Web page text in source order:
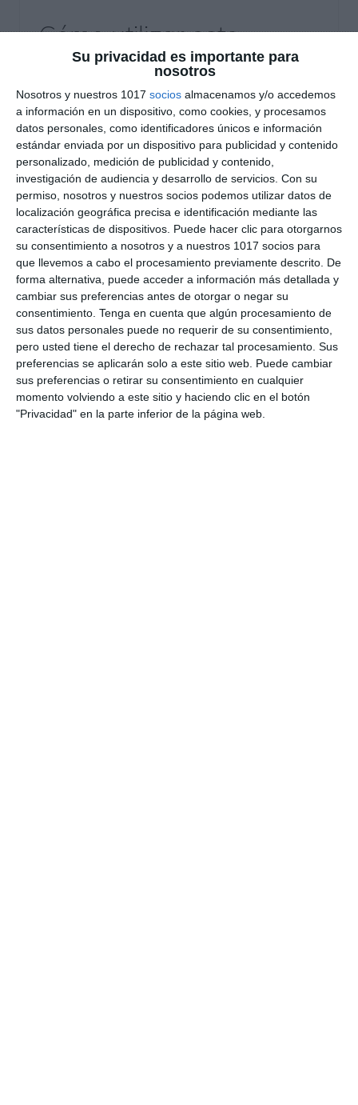
Su privacidad es importante para
nosotros
Nosotros y nuestros 1017 socios almacenamos y/o accedemos
a información en un dispositivo, como cookies, y procesamos
datos personales, como identificadores únicos e información
estándar enviada por un dispositivo para publicidad y contenido
personalizado, medición de publicidad y contenido,
investigación de audiencia y desarrollo de servicios. Con su
permiso, nosotros y nuestros socios podemos utilizar datos de
localización geográfica precisa e identificación mediante las
características de dispositivos. Puede hacer clic para otorgarnos
su consentimiento a nosotros y a nuestros 1017 socios para
que llevemos a cabo el procesamiento previamente descrito. De
forma alternativa, puede acceder a información más detallada y
cambiar sus preferencias antes de otorgar o negar su
consentimiento. Tenga en cuenta que algún procesamiento de
sus datos personales puede no requerir de su consentimiento,
pero usted tiene el derecho de rechazar tal procesamiento. Sus
preferencias se aplicarán solo a este sitio web. Puede cambiar
sus preferencias o retirar su consentimiento en cualquier
momento volviendo a este sitio y haciendo clic en el botón
"Privacidad" en la parte inferior de la página web.
Cómo utilizar este
material
Este recurso puede utilizarse como apoyo visual
en clase, material de repaso o complemento
para trabajar la gramática enInglés de ESO y
Bachillerato. Gracias a su formato
esquemático y visual, resulta especialmente útil
para introducir elPossessive ’s, reforzar
estructuras gramaticales y ayudar al alumnado a
comprender de forma rápida y visual las
diferencias entre posesión y relación entre
objetos.
DESCARGA AL FINAL
EL PDF